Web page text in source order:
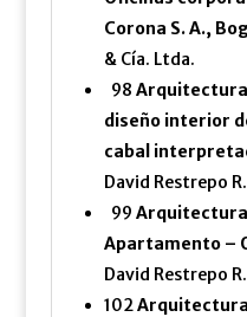
Corona S. A.,
& Cía. Ltda.
98 Arquitectura
diseño interior
cabal
David Restrepo R.
99
Apartamento –
David Restrepo
102